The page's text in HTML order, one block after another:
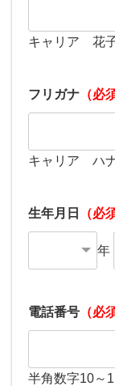
キャリア 花
フリガナ （必
キャリア ハ
生年月日 （必
年
電話番号 （必
半角数字10～